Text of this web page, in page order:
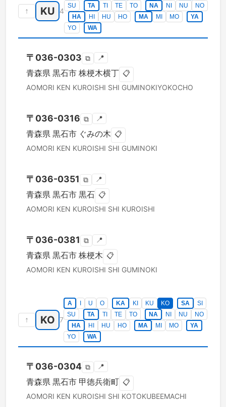
↑ KU 4
SU
TA TI TE TO NA NI NU
NO
HA
HI HU HO MA MI MO
YA
YO
WA
〒 036-0303 ⧉ 📍
青森県 黒石市 株梗木横丁 📋
AOMORI KEN KUROISHI SHI GUMINOKIYOKOCHO
〒 036-0316 ⧉ 📍
青森県 黒石市 ぐみの木 📋
AOMORI KEN KUROISHI SHI GUMINOKI
〒 036-0351 ⧉ 📍
青森県 黒石市 黒石 📋
AOMORI KEN KUROISHI SHI KUROISHI
〒 036-0381 ⧉ 📍
青森県 黒石市 株梗木 📋
AOMORI KEN KUROISHI SHI GUMINOKI
↑ KO 7
A U O KA KI KU KO SA
SI
SU
TA TI TE TO NA NI NU
NO
HA
HI HU HO MA MI MO
YA
YO
WA
〒 036-0304 ⧉ 📍
青森県 黒石市 甲徳兵衛町 📋
AOMORI KEN KUROISHI SHI KOTOKUBEEMACHI